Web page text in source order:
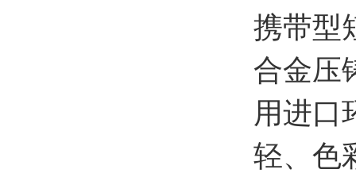
携带型
合金压
用进口
轻、色